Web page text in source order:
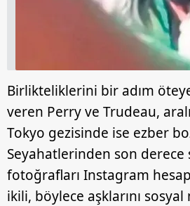
Birlikteliklerini bir adım
veren Perry ve Trudeau,
Tokyo gezisinde ise ezber
Seyahatlerinden son derece
fotoğrafları Instagram
ikili, böylece aşklarını